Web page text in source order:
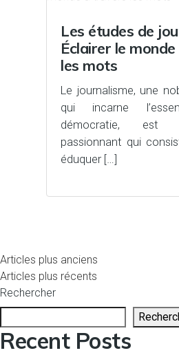
Les études de
Éclairer le
les mots
Le journalisme, une
qui incarne
démocratie, est
passionnant qui
éduquer […]
Navigation
des
articles
Articles plus anciens
Articles plus récents
Rechercher
Recent Posts